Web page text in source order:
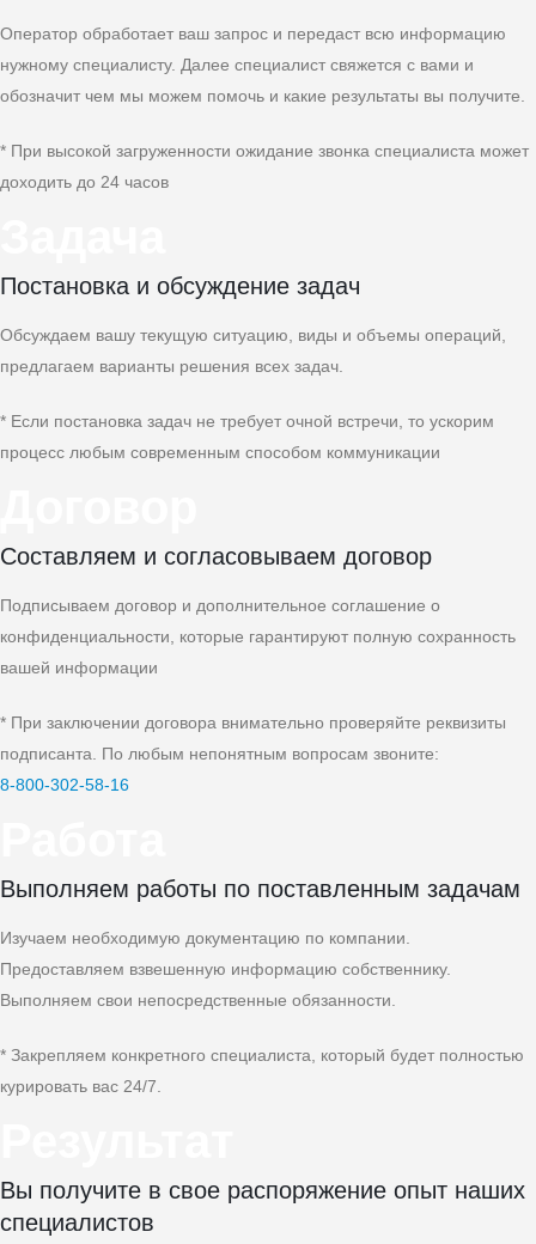
Оператор обработает ваш запрос и передаст всю информацию
нужному специалисту. Далее специалист свяжется с вами и
обозначит чем мы можем помочь и какие результаты вы получите.
* При высокой загруженности ожидание звонка специалиста может
доходить до 24 часов
Постановка и обсуждение задач
Обсуждаем вашу текущую ситуацию, виды и объемы операций,
предлагаем варианты решения всех задач.
* Если постановка задач не требует очной встречи, то ускорим
процесс любым современным способом коммуникации
Составляем и согласовываем договор
Подписываем договор и дополнительное соглашение о
конфиденциальности, которые гарантируют полную сохранность
вашей информации
* При заключении договора внимательно проверяйте реквизиты
подписанта. По любым непонятным вопросам звоните:
8‑800‑302‑58‑16
Выполняем работы по поставленным задачам
Изучаем необходимую документацию по компании.
Предоставляем взвешенную информацию собственнику.
Выполняем свои непосредственные обязанности.
* Закрепляем конкретного специалиста, который будет полностью
курировать вас 24/7.
Вы получите в свое распоряжение опыт наших
специалистов